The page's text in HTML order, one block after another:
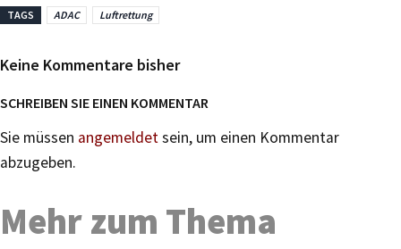
TAGS ADAC Luftrettung
Keine Kommentare bisher
SCHREIBEN SIE EINEN KOMMENTAR
Sie müssen angemeldetsein, um einen Kommentar
abzugeben.
Mehr zum Thema